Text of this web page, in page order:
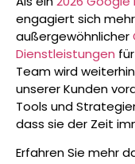
engagiert sich
außergewöhnlicher
Dienstleistungen
Team wird
unserer Kunden
Tools und
dass sie der Zeit
Erfahren Sie mehr